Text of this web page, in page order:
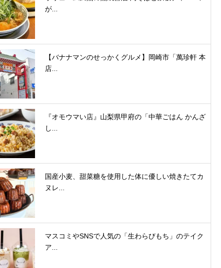
が...
【バナナマンのせっかくグルメ】岡崎市「萬珍軒 本
店...
『オモウマい店』山梨県甲府の「中華ごはん かんざ
し...
国産小麦、甜菜糖を使用した体に優しい焼きたてカ
ヌレ...
マスコミやSNSで人気の「生わらびもち」のテイク
ア...